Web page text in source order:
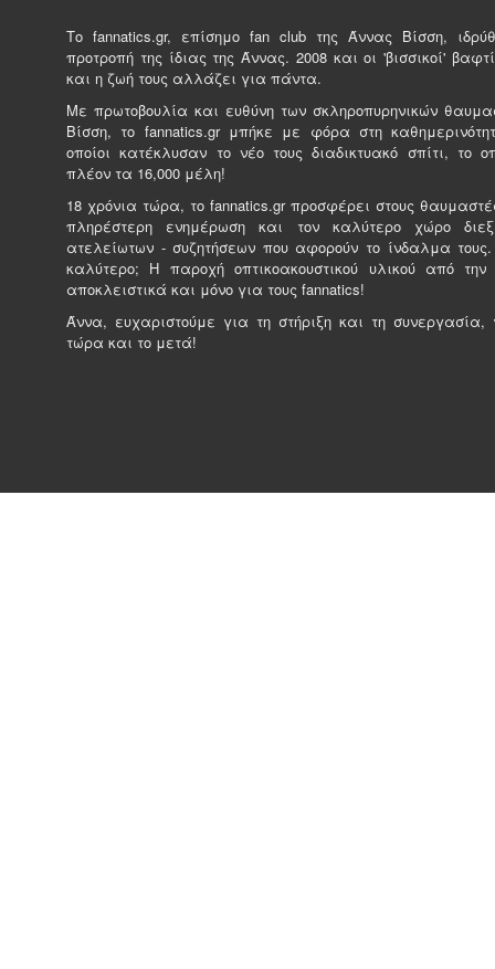
Tο fannatics.gr, επίσημο fan club της Άννας Βίσση,
προτροπή της ίδιας της Άννας. 2008 και οι 'βισσικοί'
και η ζωή τους αλλάζει για πάντα.
Με πρωτοβουλία και ευθύνη των σκληροπυρηνικών
Βίσση, το fannatics.gr μπήκε με φόρα στη
οποίοι κατέκλυσαν το νέο τους διαδικτυακό σπίτι, το
πλέον τα 16,000 μέλη!
18 χρόνια τώρα, το fannatics.gr προσφέρει στους
πληρέστερη ενημέρωση και τον καλύτερο χώρο
ατελείωτων - συζητήσεων που αφορούν το ίνδαλμα
καλύτερο; Η παροχή οπτικοακουστικού υλικού από
αποκλειστικά και μόνο για τους fannatics!
Άννα, ευχαριστούμε για τη στήριξη και τη συνεργασία,
τώρα και το μετά!